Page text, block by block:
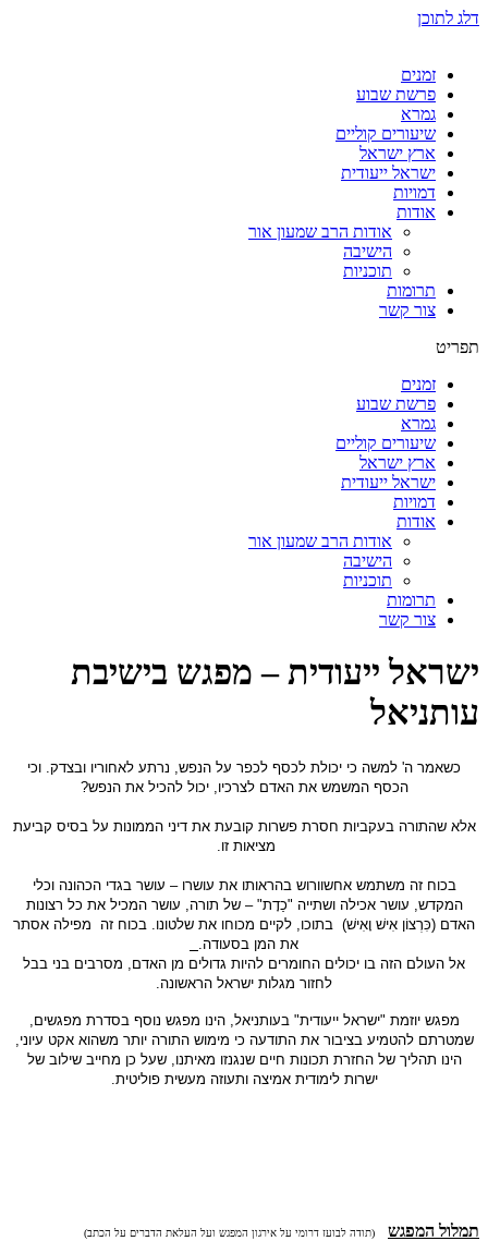
דלג לתוכן
זמנים
פרשת שבוע
גמרא
שיעורים קוליים
ארץ ישראל
ישראל ייעודית
דמויות
אודות
אודות הרב שמעון אור
הישיבה
תוכניות
תרומות
צור קשר
תפריט
זמנים
פרשת שבוע
גמרא
שיעורים קוליים
ארץ ישראל
ישראל ייעודית
דמויות
אודות
אודות הרב שמעון אור
הישיבה
תוכניות
תרומות
צור קשר
ישראל ייעודית – מפגש בישיבת
עותניאל
כשאמר ה' למשה כי יכולת לכסף לכפר על הנפש, נרתע לאחוריו ובצדק. וכי
הכסף המשמש את האדם לצרכיו, יכול להכיל את הנפש?
אלא שהתורה בעקביות חסרת פשרות קובעת את דיני הממונות על בסיס קביעת
מציאות זו.
בכוח זה משתמש אחשוורוש בהראותו את עושרו – עושר בגדי הכהונה וכלי
המקדש, עושר אכילה ושתייה "כַדָת" – של תורה, עושר המכיל את כל רצונות
האדם (כִּרְצוֹן אִישׁ וָאִישׁ) בתוכו, לקיים מכוחו את שלטונו. בכוח זה מפילה אסתר
את המן בסעודה.
אל העולם הזה בו יכולים החומרים להיות גדולים מן האדם, מסרבים בני בבל
לחזור מגלות ישראל הראשונה.
מפגש יוזמת "ישראל ייעודית" בעותניאל, הינו מפגש נוסף בסדרת מפגשים,
שמטרתם להטמיע בציבור את התודעה כי מימוש התורה יותר משהוא אקט עיוני,
הינו תהליך של החזרת תכונות חיים שנגנזו מאיתנו, שעל כן מחייב שילוב של
ישרות לימודית אמיצה ותעוזה מעשית פוליטית.
תמלול המפגש (תודה לבועז דרומי על אירגון המפגש ועל העלאת הדברים על הכתב)